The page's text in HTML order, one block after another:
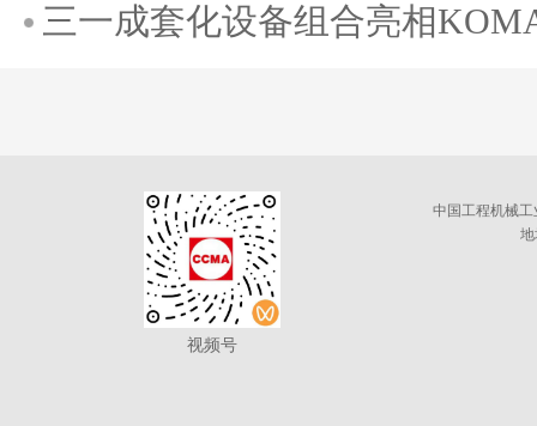
三一成套化设备组合亮相
视频号
中国工程机械
地